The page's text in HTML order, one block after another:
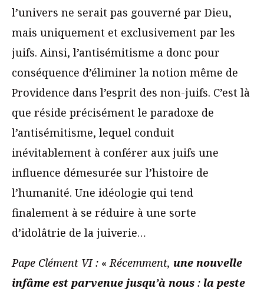
l’univers ne serait pas gouverné par Dieu,
mais uniquement et exclusivement par les
juifs. Ainsi, l’antisémitisme a donc pour
conséquence d’éliminer la notion même de
Providence dans l’esprit des non-juifs. C’est là
que réside précisément le paradoxe de
l’antisémitisme, lequel conduit
inévitablement à conférer aux juifs une
influence démesurée sur l’histoire de
l’humanité. Une idéologie qui tend
finalement à se réduire à une sorte
d’idolâtrie de la juiverie…
Pape Clément VI : «Récemment, une nouvelle
infâme est parvenue jusqu’à nous : la peste